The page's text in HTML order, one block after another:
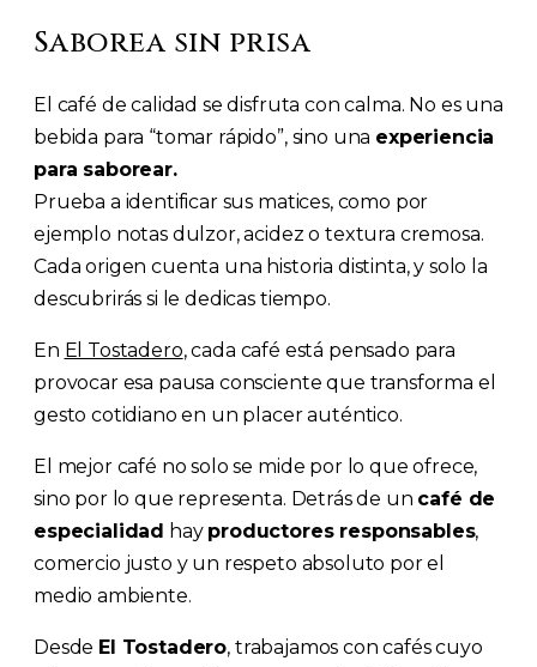
Saborea sin prisa
El café de calidad se disfruta con calma. No es una
bebida para “tomar rápido”, sino una experiencia
para saborear.
Prueba a identificar sus matices, como por
ejemplo notas dulzor, acidez o textura cremosa.
Cada origen cuenta una historia distinta, y solo la
descubrirás si le dedicas tiempo.
En El Tostadero, cada café está pensado para
provocar esa pausa consciente que transforma el
gesto cotidiano en un placer auténtico.
El mejor café no solo se mide por lo que ofrece,
sino por lo que representa. Detrás de un café de
especialidad hay productores responsables,
comercio justo y un respeto absoluto por el
medio ambiente.
Desde El Tostadero, trabajamos con cafés cuyo